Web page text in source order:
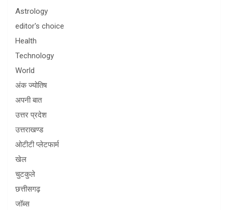
Astrology
editor's choice
Health
Technology
World
अंक ज्योतिष
अपनी बात
उत्तर प्रदेश
उत्तराखण्ड
ओटीटी प्लेटफार्म
खेल
चुटकुले
छत्तीसगढ़
जॉब्स